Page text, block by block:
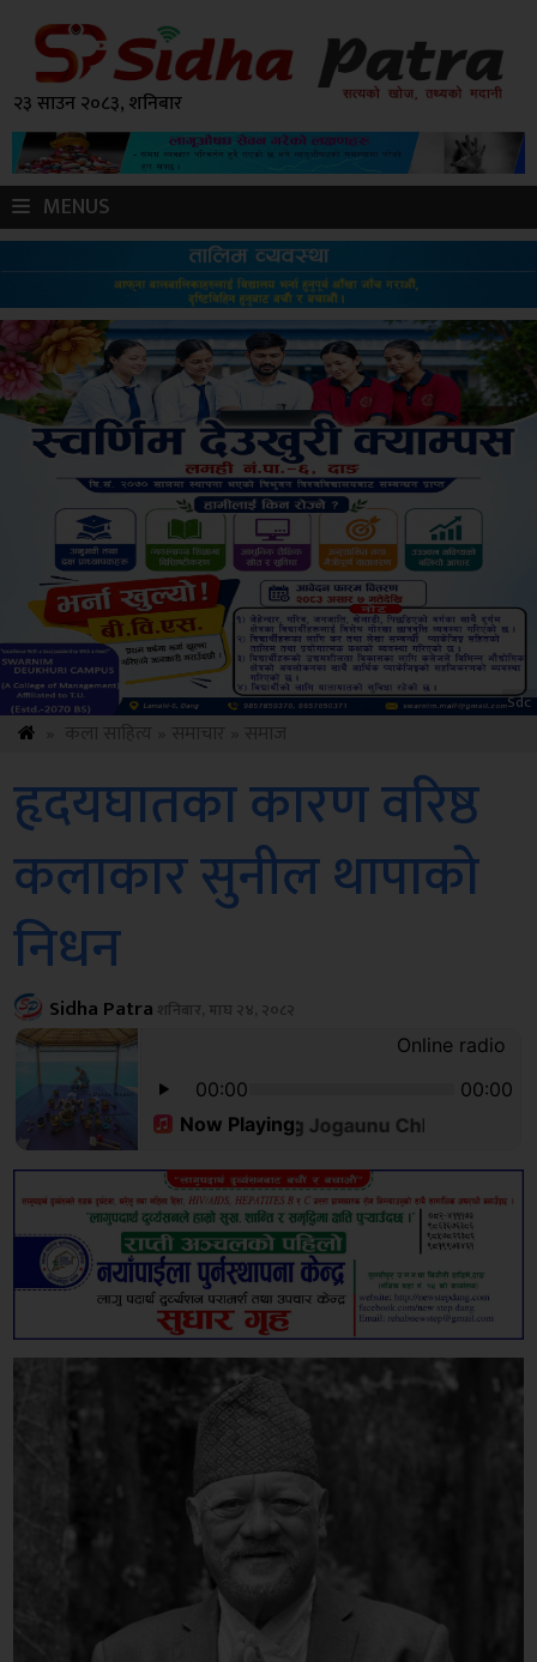
२३ साउन २०८३, शनिबार
MENUS
ksbus
हृदयघातका कारण वरिष्ठ
कलाकार सुनील थापाको
निधन
Sidha Patra शनिबार, माघ २४, २०८२